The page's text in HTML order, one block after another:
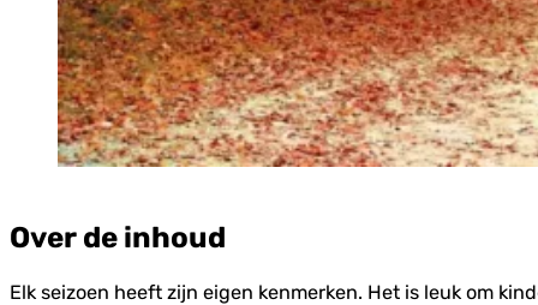
Over de inhoud
Elk seizoen heeft zijn eigen kenmerken. Het is leuk om